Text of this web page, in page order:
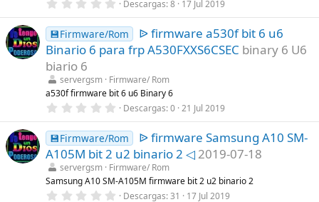
l
a
(
s
)
0
0
e
s
e
l
a
(
s
)
Descargas 8 17 Jul 2019
💾Firmware/Rom
ᐉ firmware a530f bit 6 u6
Binario 6 para frp A530FXXS6CSEC binary 6 U6
biario 6
servergsm Firmware/ Rom
a530f firmware bit 6 u6 Binary 6
0
0
0
e
s
t
r
e
Descargas 0 21 Jul 2019
💾Firmware/Rom
ᐉ firmware Samsung A10 SM-
A105M bit 2 u2 binario 2 ◁ 2019-07-18
servergsm Firmware/ Rom
Samsung A10 SM-A105M firmware bit 2 u2 binario 2
0 Descargas 31 17 Jul 2019